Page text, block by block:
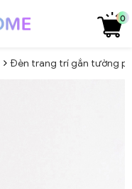
0
Đèn trang trí gắn tường